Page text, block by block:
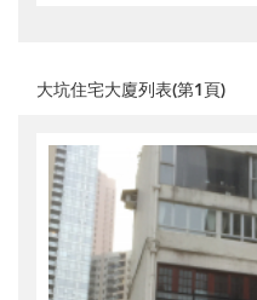
大坑住宅大廈列表(第1頁)